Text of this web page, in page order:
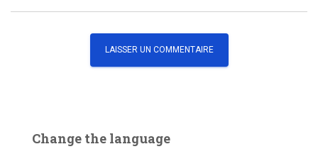
Change the language